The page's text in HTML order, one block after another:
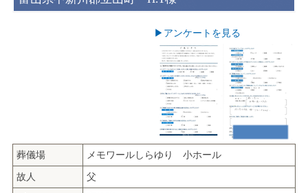
▶︎アンケートを見る
葬儀場 メモワールしらゆり 小ホール
故人 父